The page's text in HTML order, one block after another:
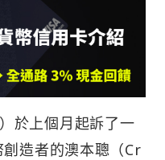
於上個月起訴了一
造者的澳本聰（Cr